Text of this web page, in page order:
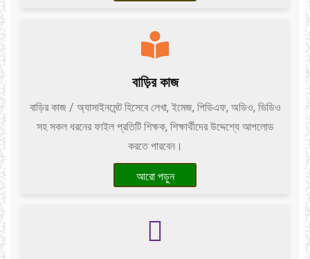
বাড়ির কাজ
বাড়ির কাজ / অ্যাসাইনমেন্ট হিসেবে লেখা, ইমেজ, পিডিএফ, অডিও, ভিডিও
সহ সকল ধরনের ফাইল প্রতিটি শিক্ষক, শিক্ষার্থীদের উদ্দেশ্যে আপলোড
করতে পারবেন।
আরো পড়ুন